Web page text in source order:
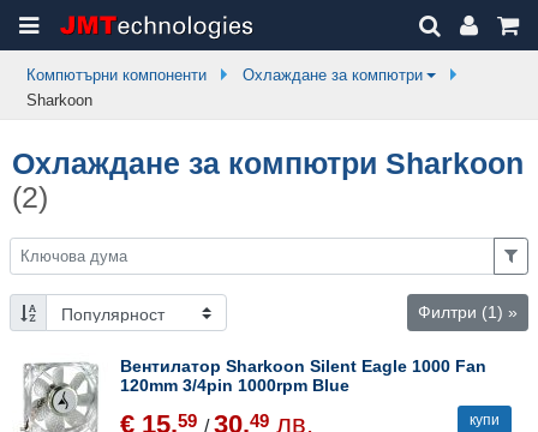
Компютърни компоненти
Охлаждане за компютри
Sharkoon
Охлаждане за компютри Sharkoon
(2)
Филтри (1) »
Вентилатор Sharkoon Silent Eagle 1000 Fan
120mm 3/4pin 1000rpm Blue
€ 15.59 /30.49 лв. купи